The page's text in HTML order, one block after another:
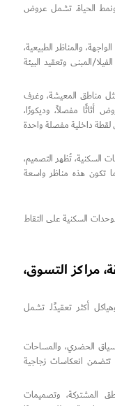
ونمط الحياة. تشمل عروض
والمناظر الطبيعية،
المبنى وتعقيد البيئة
مناطق المعيشة، وغرف
أثاثًا مفصلاً، وديكورًا،
لقطة داخلية مفصلة واحدة
السكنية، تُظهر التصميم،
ما تكون هذه مناظر واسعة
السكنية على التقاط
مراكز التسوق،
أكثر تعقيدًا. تشمل
الحضري، والمساحات
تتضمن انعكاسات زجاجية
المشتركة، وتصميمات